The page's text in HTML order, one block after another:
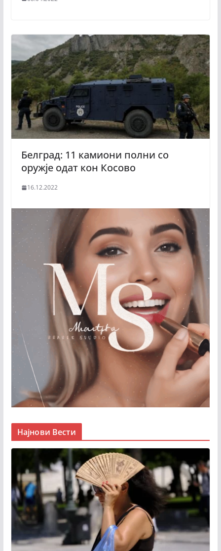
Белград: 11 камиони полни со
оружје одат кон Косово
16.12.2022
Најнови Вести